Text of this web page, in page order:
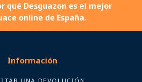
qué Desguazon es el mejor
online de España.
Información